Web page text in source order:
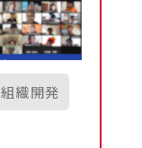
組織開発